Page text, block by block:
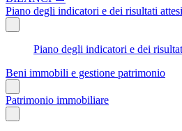
Piano degli indicatori e dei risultati
Piano degli indicatori e dei
Beni immobili e gestione patrimonio
Patrimonio immobiliare